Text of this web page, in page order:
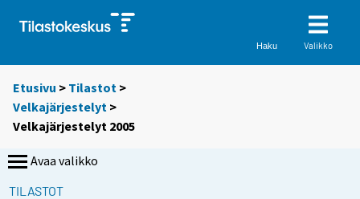
Haku Valikko
Etusivu > Tilastot >
Velkajärjestelyt >
Velkajärjestelyt 2005
Avaa valikko
TILASTOT